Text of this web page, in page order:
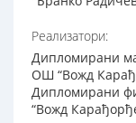
Реализатори:
Дипломирани
ОШ “Вожд
Дипломирани
“Вожд